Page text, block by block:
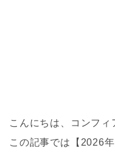
こんにちは、コンフ
この記事では【2026